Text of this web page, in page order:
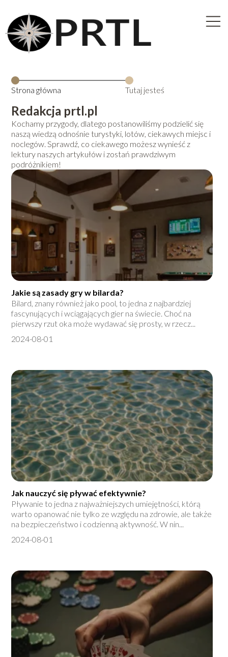
Strona główna Tutaj jesteś
Redakcja prtl.pl
Kochamy przygody, dlatego postanowiliśmy podzielić się
naszą wiedzą odnośnie turystyki, lotów, ciekawych miejsc i
noclegów. Sprawdź, co ciekawego możesz wynieść z
lektury naszych artykułów i zostań prawdziwym
podróżnikiem!
Jakie są zasady gry w bilarda?
Bilard, znany również jako pool, to jedna z najbardziej
fascynujących i wciągających gier na świecie. Choć na
pierwszy rzut oka może wydawać się prosty, w rzecz...
2024-08-01
Jak nauczyć się pływać efektywnie?
Pływanie to jedna z najważniejszych umiejętności, którą
warto opanować nie tylko ze względu na zdrowie, ale także
na bezpieczeństwo i codzienną aktywność. W nin...
2024-08-01